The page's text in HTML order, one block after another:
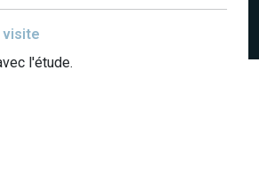
visite
l'étude.